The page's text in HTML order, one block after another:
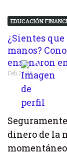
EDUCACIÓN
¿Sientes que
manos?
enseñaron
Feb 21,26
dinero de la